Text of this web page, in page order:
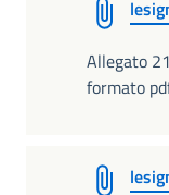
Allegato
formato